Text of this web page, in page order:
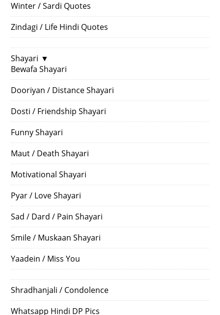
Winter / Sardi Quotes
Zindagi / Life Hindi Quotes
Shayari ▼
Bewafa Shayari
Dooriyan / Distance Shayari
Dosti / Friendship Shayari
Funny Shayari
Maut / Death Shayari
Motivational Shayari
Pyar / Love Shayari
Sad / Dard / Pain Shayari
Smile / Muskaan Shayari
Yaadein / Miss You
Shradhanjali / Condolence
Whatsapp Hindi DP Pics